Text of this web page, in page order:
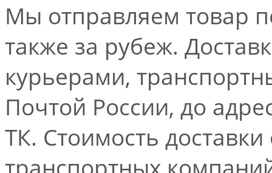
Мы отправляем товар
также за рубеж.
курьерами,
Почтой России, до
ТК. Стоимость